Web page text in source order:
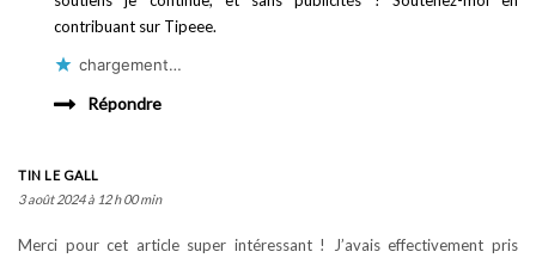
contribuant sur Tipeee.
chargement…
Répondre
TIN LE GALL
3 août 2024 à 12 h 00 min
Merci pour cet article super intéressant ! J’avais effectivement pris